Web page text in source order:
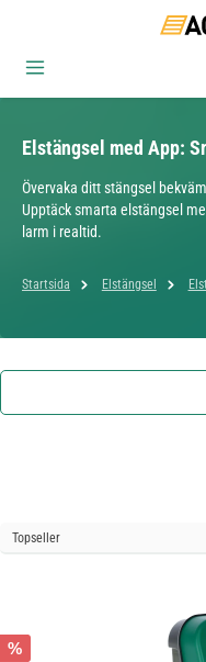
Elstängsel med App:
Övervaka ditt stängsel
Upptäck smarta elstängsel
larm i realtid.
Startsida Elstängsel
%